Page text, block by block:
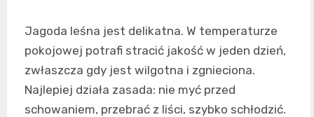
Jagoda leśna jest delikatna. W temperaturze
pokojowej potrafi stracić jakość w jeden dzień,
zwłaszcza gdy jest wilgotna i zgnieciona.
Najlepiej działa zasada: nie myć przed
schowaniem, przebrać z liści, szybko schłodzić.